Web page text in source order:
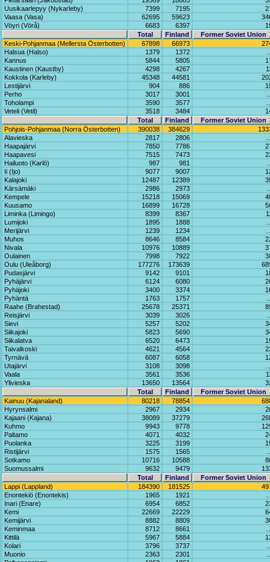
Uusikaarlepyy (Nykarleby)
7399 7195
Vaasa (Vasa)
62695 59623
Vöyri (Vörå)
6683 6397
Total
Finland
Former Soviet Union
Keski-Pohjanmaa (Mellersta Österbotten)
67898 66973
Halsua (Halso)
1379 1372
Kannus
5844 5805
Kaustinen (Kaustby)
4298 4267
Kokkola (Karleby)
45348 44581
Lestijärvi
904 886
Perho
3017 3001
Toholampi
3590 3577
Veteli (Vetil)
3518 3484
Total
Finland
Former Soviet Union
Pohjois-Pohjanmaa (Norra Österbotten)
390038 384629
Alavieska
2817 2806
Haapajärvi
7850 7786
Haapavesi
7515 7473
Hailuoto (Karlö)
987 981
Ii (Ijo)
9077 9007
Kalajoki
12487 12389
Kärsämäki
2986 2973
Kempele
15218 15069
Kuusamo
16899 16728
Liminka (Limingo)
8399 8367
Lumijoki
1895 1888
Merijärvi
1239 1234
Muhos
8646 8584
Nivala
10976 10889
Oulainen
7998 7922
Oulu (Uleåborg)
177276 173639
Pudasjärvi
9142 9101
Pyhäjärvi
6124 6080
Pyhäjoki
3400 3374
Pyhäntä
1763 1757
Raahe (Brahestad)
25678 25371
Reisjärvi
3039 3026
Sievi
5257 5202
Siikajoki
5823 5690
Siikalatva
6520 6473
Taivalkoski
4621 4564
Tyrnävä
6087 6058
Utajärvi
3108 3098
Vaala
3561 3536
Ylivieska
13650 13564
Total
Finland
Former Soviet Union
Kainuu (Kajanaland)
80218 78854
Hyrynsalmi
2967 2934
Kajaani (Kajana)
38089 37279
Kuhmo
9943 9778
Paltamo
4071 4032
Puolanka
3225 3199
Ristijärvi
1575 1565
Sotkamo
10716 10588
Suomussalmi
9632 9479
Total
Finland
Former Soviet Union
Lappi (Lappland)
184390 181525
Enontekiö (Enontekis)
1965 1921
Inari (Enare)
6954 6852
Kemi
22669 22229
Kemijärvi
8882 8809
Keminmaa
8712 8661
Kittilä
5967 5884
Kolari
3796 3737
Muonio
2363 2301